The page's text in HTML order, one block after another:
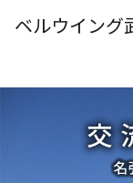
ベルウイング